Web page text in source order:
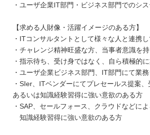
・ユーザ企業IT部門・ビジネス部門でのシ
【求める人財像・活躍イメージのある方】
・ITコンサルタントとして様々な人と連携
・チャレンジ精神旺盛な方、当事者意識を
・指示待ち、受け身ではなく、自ら積極的
・ユーザ企業ビジネス部門、IT部門にて業
・SIer、ITベンダーにてプレセールス提案
あるいは知識経験習得に強い意欲のある方
・SAP、セールフォース、クラウドなどに
知識経験習得に強い意欲のある方